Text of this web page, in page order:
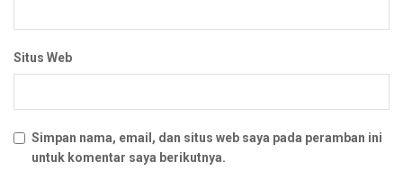
Situs Web
Simpan nama, email, dan situs web saya pada peramban ini
untuk komentar saya berikutnya.